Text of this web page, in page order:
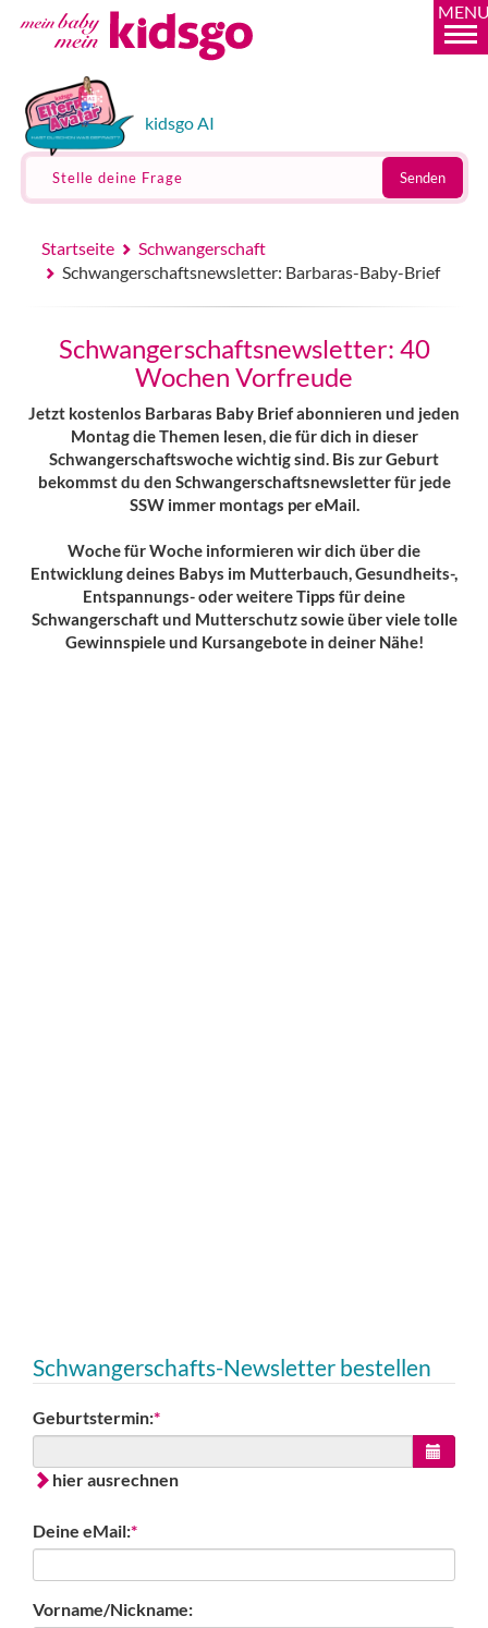
kidsgo AI
Stelle deine Frage Senden
Startseite
Schwangerschaft
Schwangerschaftsnewsletter: Barbaras-Baby-Brief
Schwangerschaftsnewsletter: 40
Wochen Vorfreude
Jetzt kostenlos Barbaras Baby Brief abonnieren und jeden
Montag die Themen lesen, die für dich in dieser
Schwangerschaftswoche wichtig sind. Bis zur Geburt
bekommst du den Schwangerschaftsnewsletter für jede
SSW immer montags per eMail.
Woche für Woche informieren wir dich über die
Entwicklung deines Babys im Mutterbauch, Gesundheits-,
Entspannungs- oder weitere Tipps für deine
Schwangerschaft und Mutterschutz sowie über viele tolle
Gewinnspiele und Kursangebote in deiner Nähe!
Schwangerschafts-Newsletter bestellen
Geburtstermin:*
hier ausrechnen
Deine eMail:*
Vorname/Nickname: